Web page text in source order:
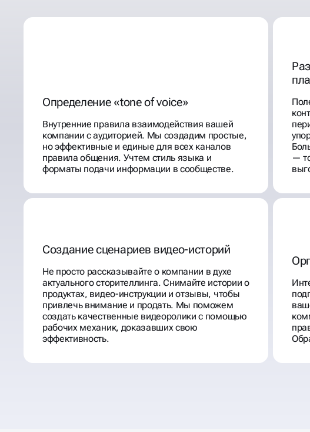
Определение «tone of voice»
Внутренние правила взаимодействия вашей
компании с аудиторией. Мы создадим простые,
но эффективные и единые для всех каналов
правила общения. Учтем стиль языка и
форматы подачи информации в сообществе.
—
Создание сценариев видео-историй
Не просто рассказывайте о компании в духе
актуального сторителлинга. Снимайте истории о
продуктах, видео-инструкции и отзывы, чтобы
привлечь внимание и продать. Мы поможем
создать качественные видеоролики с помощью
рабочих механик, доказавших свою
эффективность.